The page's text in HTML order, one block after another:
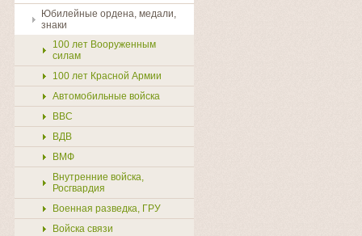
Юбилейные ордена, медали,
знаки
100 лет Вооруженным
силам
100 лет Красной Армии
Автомобильные войска
ВВС
ВДВ
ВМФ
Внутренние войска,
Росгвардия
Военная разведка, ГРУ
Войска связи